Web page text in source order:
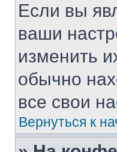
Если вы
ваши
изменить
обычно
все свои
Вернуться к